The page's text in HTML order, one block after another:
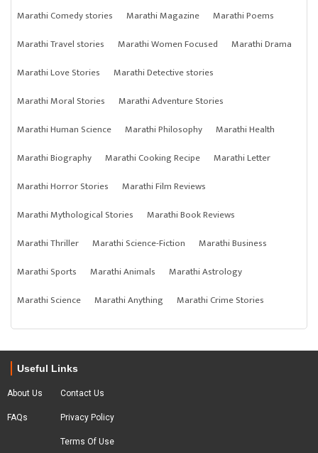
Marathi Comedy stories
Marathi Magazine
Marathi Poems
Marathi Travel stories
Marathi Women Focused
Marathi Drama
Marathi Love Stories
Marathi Detective stories
Marathi Moral Stories
Marathi Adventure Stories
Marathi Human Science
Marathi Philosophy
Marathi Health
Marathi Biography
Marathi Cooking Recipe
Marathi Letter
Marathi Horror Stories
Marathi Film Reviews
Marathi Mythological Stories
Marathi Book Reviews
Marathi Thriller
Marathi Science-Fiction
Marathi Business
Marathi Sports
Marathi Animals
Marathi Astrology
Marathi Science
Marathi Anything Marathi Crime Stories
Useful Links
About Us
FAQs
Contact Us
Privacy Policy
Terms Of Use